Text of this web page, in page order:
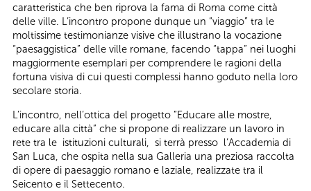
caratteristica che ben riprova la fama di Roma come città
delle ville. L’incontro propone dunque un “viaggio” tra le
moltissime testimonianze visive che illustrano la vocazione
“paesaggistica” delle ville romane, facendo “tappa” nei luoghi
maggiormente esemplari per comprendere le ragioni della
fortuna visiva di cui questi complessi hanno goduto nella loro
secolare storia.
L’incontro, nell’ottica del progetto ”Educare alle mostre,
educare alla città” che si propone di realizzare un lavoro in
rete tra le istituzioni culturali, si terrà presso l’Accademia di
San Luca, che ospita nella sua Galleria una preziosa raccolta
di opere di paesaggio romano e laziale, realizzate tra il
Seicento e il Settecento.